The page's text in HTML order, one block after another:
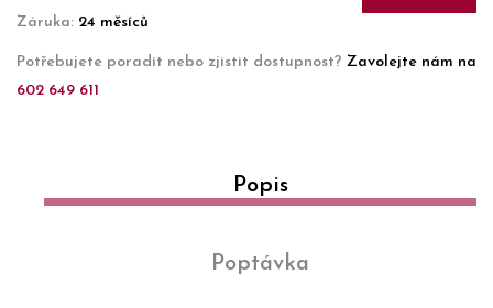
Záruka: 24 měsíců
Potřebujete poradit nebo zjistit dostupnost? Zavolejte nám na
602 649 611
Popis
Poptávka